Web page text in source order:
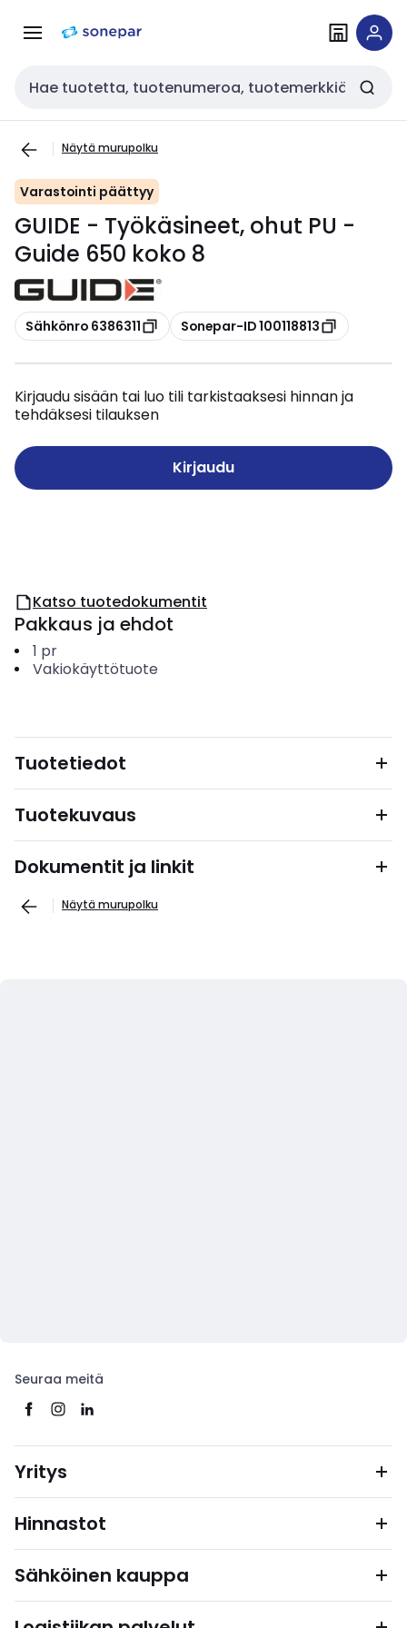
navigointiinsisältöön
Haku
Näytä murupolku
Varastointi päättyy
GUIDE - Työkäsineet, ohut PU -
Guide 650 koko 8
Kopioi
Sähkönro 6386311 Kopioi
Sonepar-ID 100118813
Kirjaudu sisään tai luo tili tarkistaaksesi hinnan ja
tehdäksesi tilauksen
Kirjaudu
Katso tuotedokumentit
Pakkaus ja ehdot
1 pr
Vakiokäyttötuote
Tuotetiedot
Tuotekuvaus
Dokumentit ja linkit
Näytä murupolku
Seuraa meitä
Yritys
Hinnastot
Sähköinen kauppa